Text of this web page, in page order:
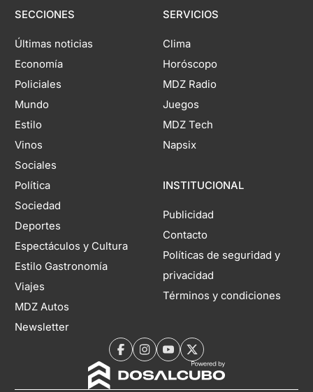
SECCIONES
Últimas noticias
Economía
Policiales
Mundo
Estilo
Vinos
Sociales
Política
Sociedad
Deportes
Espectáculos y Cultura
Estilo Gastronomía
Viajes
MDZ Autos
Newsletter
SERVICIOS
Clima
Horóscopo
MDZ Radio
Juegos
MDZ Tech
Napsix
INSTITUCIONAL
Publicidad
Contacto
Políticas de seguridad y
privacidad
Términos y condiciones